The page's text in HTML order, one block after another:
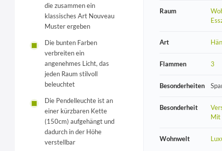
die zusammen ein
klassisches Art Nouveau
Muster ergeben
Die bunten Farben
verbreiten ein
angenehmes Licht, das
jeden Raum stilvoll
beleuchtet
Die Pendelleuchte ist an
einer kürzbaren Kette
(150cm) aufgehängt und
dadurch in der Höhe
verstellbar
Raum
Art
Flammen 3
Besonderheiten
Besonderheit
Mit
Wohnwelt